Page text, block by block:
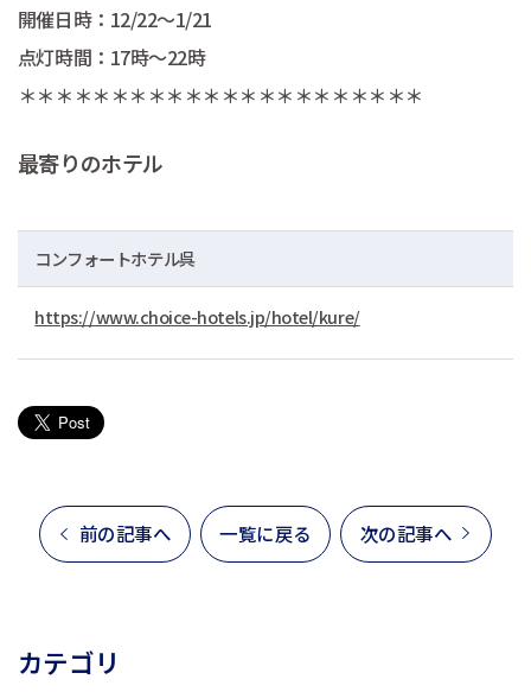
開催日時：12/22～1/21
点灯時間：17時～22時
＊＊＊＊＊＊＊＊＊＊＊＊＊＊＊＊＊＊＊＊＊＊
最寄りのホテル
コンフォートホテル呉
https://www.choice-hotels.jp/hotel/kure/
前の記事へ 一覧に戻る 次の記事へ
カテゴリ